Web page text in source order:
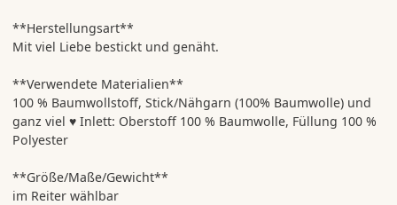
**Herstellungsart**
Mit viel Liebe bestickt und genäht.
**Verwendete Materialien**
100 % Baumwollstoff, Stick/Nähgarn (100% Baumwolle) und
ganz viel ♥ Inlett: Oberstoff 100 % Baumwolle, Füllung 100 %
Polyester
**Größe/Maße/Gewicht**
im Reiter wählbar